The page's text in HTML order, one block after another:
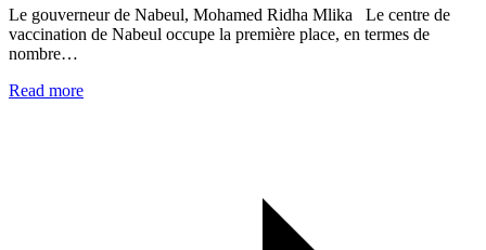
Le gouverneur de Nabeul, Mohamed Ridha Mlika Le centre de
vaccination de Nabeul occupe la première place, en termes de
nombre…
Read more